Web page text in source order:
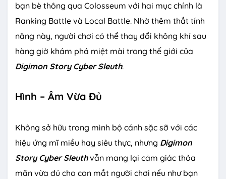
bạn bè thông qua Colosseum với hai mục chính là
Ranking Battle và Local Battle. Nhờ thêm thắt tính
năng này, người chơi có thể thay đổi không khí sau
hàng giờ khám phá miệt mài trong thế giới của
Digimon Story Cyber Sleuth.
Hình – Âm Vừa Đủ
Không sở hữu trong mình bộ cánh sặc sỡ với các
hiệu ứng mĩ miều hay siêu thực, nhưng Digimon
Story Cyber Sleuthvẫn mang lại cảm giác thỏa
mãn vừa đủ cho con mắt người chơi nếu như bạn